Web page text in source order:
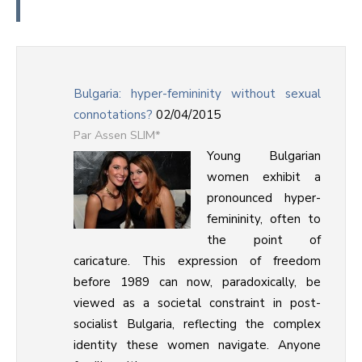
Bulgaria: hyper-femininity without sexual
connotations? 02/04/2015
Assen SLIM*
Young Bulgarian
women exhibit a
pronounced hyper-
femininity, often to
the point of
caricature. This expression of freedom
before 1989 can now, paradoxically, be
viewed as a societal constraint in post-
socialist Bulgaria, reflecting the complex
identity these women navigate. Anyone